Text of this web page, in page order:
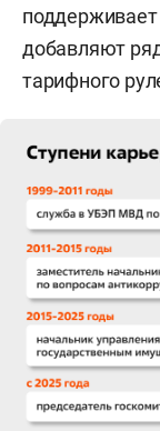
добавляют
тарифного